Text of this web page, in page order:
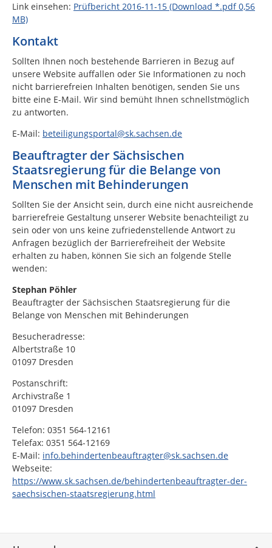
Link einsehen: Prüfbericht 2016-11-15 (Download *.pdf 0,56
MB)
Kontakt
Sollten Ihnen noch bestehende Barrieren in Bezug auf
unsere Website auffallen oder Sie Informationen zu noch
nicht barrierefreien Inhalten benötigen, senden Sie uns
bitte eine E-Mail. Wir sind bemüht Ihnen schnellstmöglich
zu antworten.
E-Mail: beteiligungsportal@sk.sachsen.de
Beauftragter der Sächsischen
Staatsregierung für die Belange von
Menschen mit Behinderungen
Sollten Sie der Ansicht sein, durch eine nicht ausreichende
barrierefreie Gestaltung unserer Website benachteiligt zu
sein oder von uns keine zufriedenstellende Antwort zu
Anfragen bezüglich der Barrierefreiheit der Website
erhalten zu haben, können Sie sich an folgende Stelle
wenden:
Stephan Pöhler
Beauftragter der Sächsischen Staatsregierung für die
Belange von Menschen mit Behinderungen
Besucheradresse:
Albertstraße 10
01097 Dresden
Postanschrift:
Archivstraße 1
01097 Dresden
Telefon: 0351 564-12161
Telefax: 0351 564-12169
E-Mail: info.behindertenbeauftragter@sk.sachsen.de
Webseite:
https://www.sk.sachsen.de/behindertenbeauftragter-der-
saechsischen-staatsregierung.html